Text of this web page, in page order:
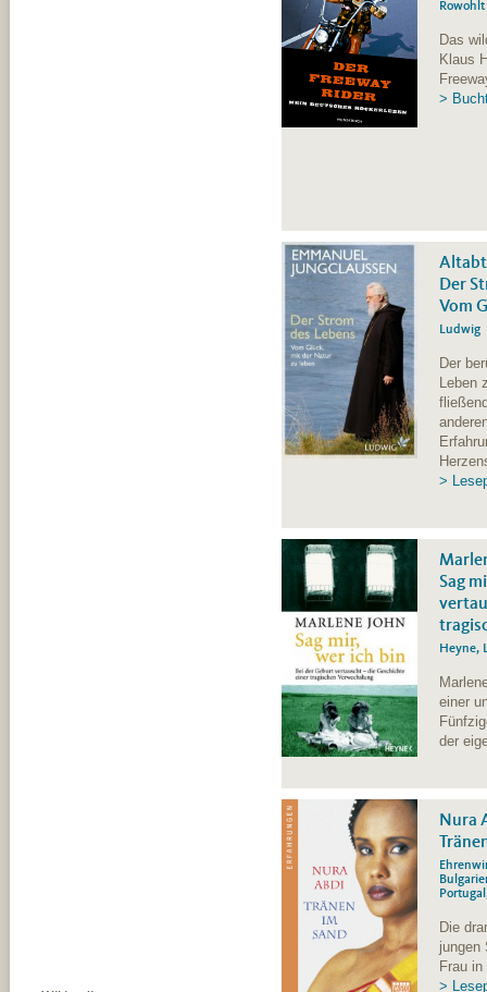
Rowohlt
Das
Klaus
>
Altabt
Der
Vom
Ludwig
Der
>
Sag
Heyne,
einer
der
Nura
Die
jungen
Frau
>